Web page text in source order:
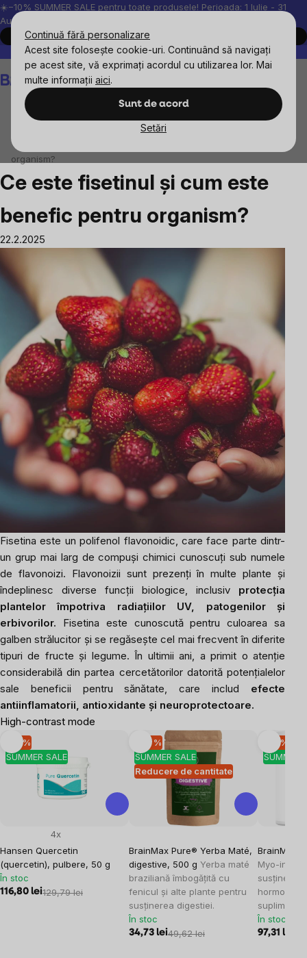
Continuă fără personalizare
Acest site folosește cookie-uri. Continuând să navigați
pe acest site, vă exprimați acordul cu utilizarea lor. Mai
multe informații aici.
Sunt de acord
Setări
Treci
la
conținut
☀️−10% SUMMER SALE pentru toate produsele! Perioada: 1 Iulie - 31
August, 2026.
Cumpără acum
Peste 200.000 de recenzii verificate
Produsele noastre sunt
Coş
de
organism?
Ce este fisetinul și cum este
benefic pentru organism?
22.2.2025
Fisetina este un polifenol flavonoidic, care face parte dintr-
un grup mai larg de compuși chimici cunoscuți sub numele
de flavonoizi. Flavonoizii sunt prezenți în multe plante și
îndeplinesc diverse funcții biologice, inclusiv protecția
plantelor împotriva radiațiilor UV, patogenilor și
erbivorilor. Fisetina este cunoscută pentru culoarea sa
galben strălucitor și se regăsește cel mai frecvent în diferite
tipuri de fructe și legume. În ultimii ani, a primit o atenție
considerabilă din partea cercetătorilor datorită potențialelor
sale beneficii pentru sănătate, care includ efecte
antiinflamatorii, antioxidante și neuroprotectoare.
High-contrast mode
SUMMER SALE
-10 %
Hansen Quercetin
(quercetin), pulbere, 50 g
4x
În stoc
116,80 lei129,79 lei
SUMMER SALE
Reducere de cantitate
-30 %
BrainMax Pure® Yerba Maté,
digestive, 500 g Yerba maté
braziliană îmbogățită cu
fenicul și alte plante pentru
susținerea digestiei.
În stoc
34,73 lei49,62 lei
SUMMER
-10 %
BrainMax
Myo-
susținerea
hormonal
supliment
În stoc
97,31 lei